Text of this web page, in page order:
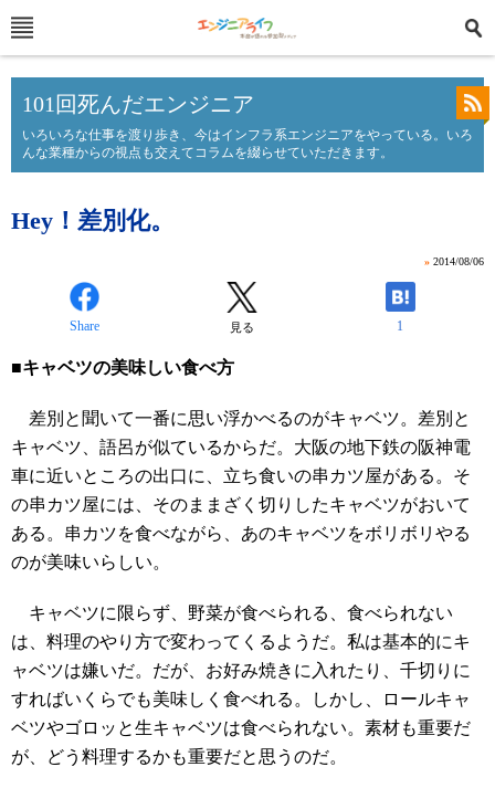
101回死んだエンジニア
いろいろな仕事を渡り歩き、今はインフラ系エンジニアをやっている。いろ
んな業種からの視点も交えてコラムを綴らせていただきます。
Hey！差別化。
» 2014/08/06
Share 見る 1
■キャベツの美味しい食べ方
差別と聞いて一番に思い浮かべるのがキャベツ。差別と
キャベツ、語呂が似ているからだ。大阪の地下鉄の阪神電
車に近いところの出口に、立ち食いの串カツ屋がある。そ
の串カツ屋には、そのままざく切りしたキャベツがおいて
ある。串カツを食べながら、あのキャベツをボリボリやる
のが美味いらしい。
キャベツに限らず、野菜が食べられる、食べられない
は、料理のやり方で変わってくるようだ。私は基本的にキ
ャベツは嫌いだ。だが、お好み焼きに入れたり、千切りに
すればいくらでも美味しく食べれる。しかし、ロールキャ
ベツやゴロッと生キャベツは食べられない。素材も重要だ
が、どう料理するかも重要だと思うのだ。